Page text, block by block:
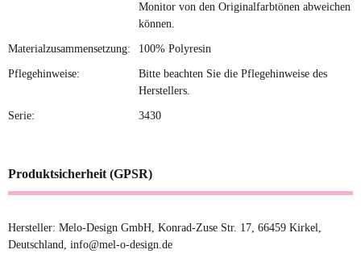
Monitor von den Originalfarbtönen abweichen
können.
Materialzusammensetzung: 100% Polyresin
Pflegehinweise:
Bitte beachten Sie die Pflegehinweise des
Herstellers.
Serie: 3430
Produktsicherheit (GPSR)
Hersteller: Melo-Design GmbH, Konrad-Zuse Str. 17, 66459 Kirkel,
Deutschland, info@mel-o-design.de